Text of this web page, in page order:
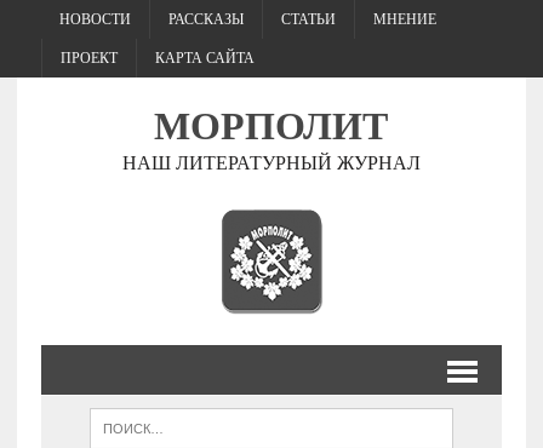
НОВОСТИ РАССКАЗЫ СТАТЬИ МНЕНИЕ
ПРОЕКТ КАРТА САЙТА
МОРПОЛИТ
НАШ ЛИТЕРАТУРНЫЙ ЖУРНАЛ